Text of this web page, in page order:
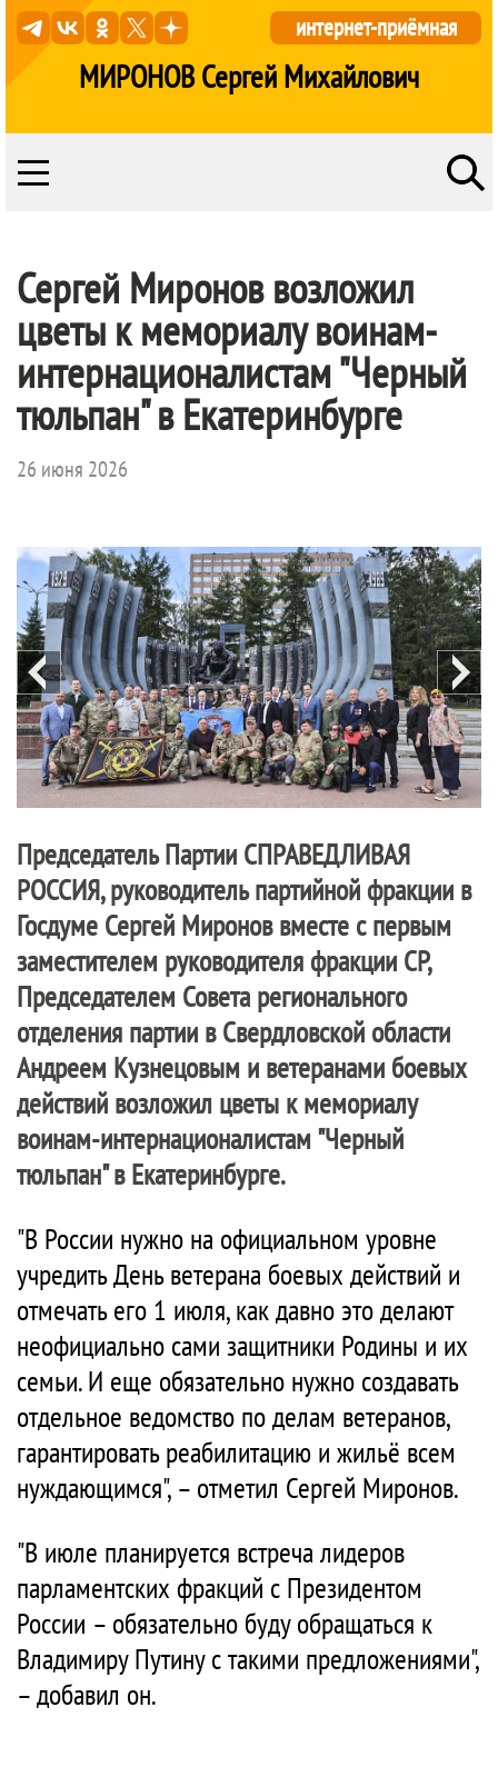
МИРОНОВ Сергей Михайлович
интернет-приёмная
Сергей Миронов возложил
цветы к мемориалу воинам-
интернационалистам "Черный
тюльпан" в Екатеринбурге
26 июня 2026
Председатель Партии СПРАВЕДЛИВАЯ
РОССИЯ, руководитель партийной фракции в
Госдуме Сергей Миронов вместе с первым
заместителем руководителя фракции СР,
Председателем Совета регионального
отделения партии в Свердловской области
Андреем Кузнецовым и ветеранами боевых
действий возложил цветы к мемориалу
воинам-интернационалистам "Черный
тюльпан" в Екатеринбурге.
"В России нужно на официальном уровне
учредить День ветерана боевых действий и
отмечать его 1 июля, как давно это делают
неофициально сами защитники Родины и их
семьи. И еще обязательно нужно создавать
отдельное ведомство по делам ветеранов,
гарантировать реабилитацию и жильё всем
нуждающимся", – отметил Сергей Миронов.
"В июле планируется встреча лидеров
парламентских фракций с Президентом
России – обязательно буду обращаться к
Владимиру Путину с такими предложениями",
– добавил он.